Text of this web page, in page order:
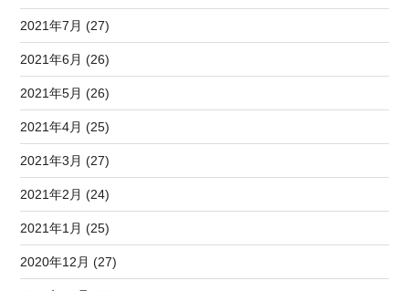
2021年7月 (27)
2021年6月 (26)
2021年5月 (26)
2021年4月 (25)
2021年3月 (27)
2021年2月 (24)
2021年1月 (25)
2020年12月 (27)